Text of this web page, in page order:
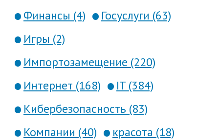
Финансы (4)
Госуслуги (63)
Игры (2)
Импортозамещение (220)
Интернет (168)
IT (384)
Кибербезопасность (83)
Компании (40)
красота (18)